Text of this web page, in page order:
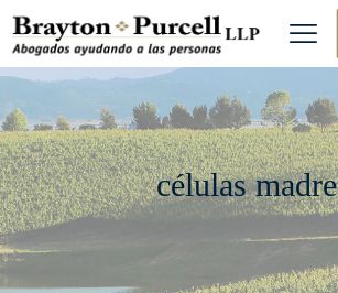
células madre